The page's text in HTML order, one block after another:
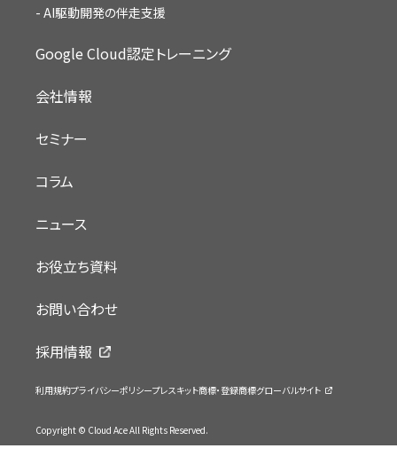
AI駆動開発の伴走支援
Google Cloud認定トレーニング
会社情報
セミナー
コラム
ニュース
お役立ち資料
お問い合わせ
採用情報
利用規約プライバシーポリシープレスキット商標・登録商標グローバルサイト
Copyright © Cloud Ace All Rights Reserved.